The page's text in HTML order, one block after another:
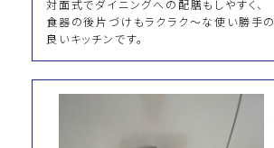
対面式でダイニングへの配膳もしやすく、
食器の後片づけもラクラク～な使い勝手の
良いキッチンです。